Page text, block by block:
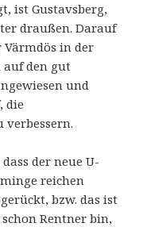
ist Gustavsberg,
draußen. Darauf
in der
auf den gut
und
die
verbessern.
der neue U-
reichen
bzw. das ist
Rentner bin,